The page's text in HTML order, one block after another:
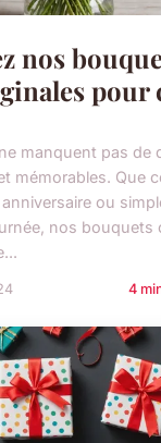
nos
pour
manquent pas de
mémorables. Que
ou
nos bouquets
4